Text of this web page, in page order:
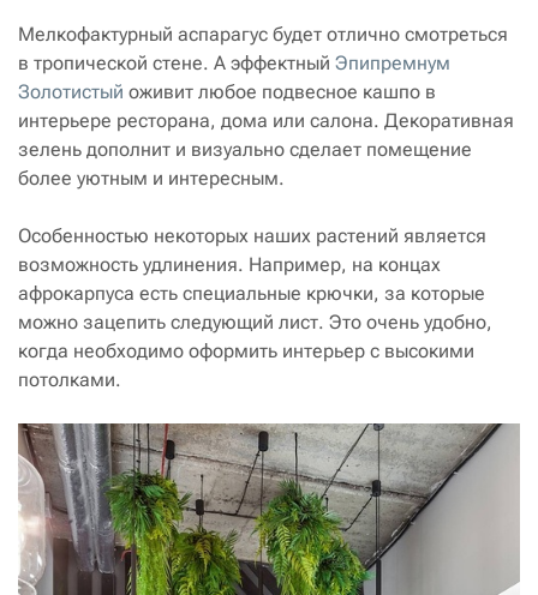
Мелкофактурный аспарагус будет отлично смотреться
в тропической стене. А эффектный Эпипремнум
Золотистый оживит любое подвесное кашпо в
интерьере ресторана, дома или салона. Декоративная
зелень дополнит и визуально сделает помещение
более уютным и интересным.
Особенностью некоторых наших растений является
возможность удлинения. Например, на концах
афрокарпуса есть специальные крючки, за которые
можно зацепить следующий лист. Это очень удобно,
когда необходимо оформить интерьер с высокими
потолками.